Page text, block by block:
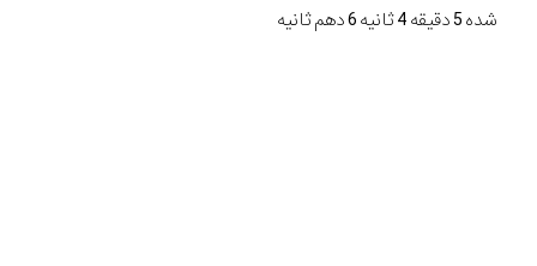
شده 5 دقیقه 4 ثانیه 6 دهم ثانیه